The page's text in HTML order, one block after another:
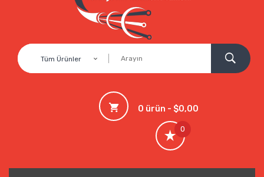
Tüm Ürünler
0 ürün - $0,00
0